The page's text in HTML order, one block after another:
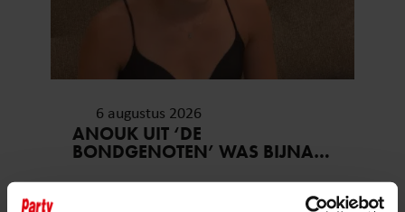
6 augustus 2026
ANOUK UIT ‘DE
BONDGENOTEN’ WAS BIJNA
JADE ANNA